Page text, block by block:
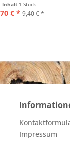
Inhalt 1 Stück
€ * 9,40 € *
Impressum